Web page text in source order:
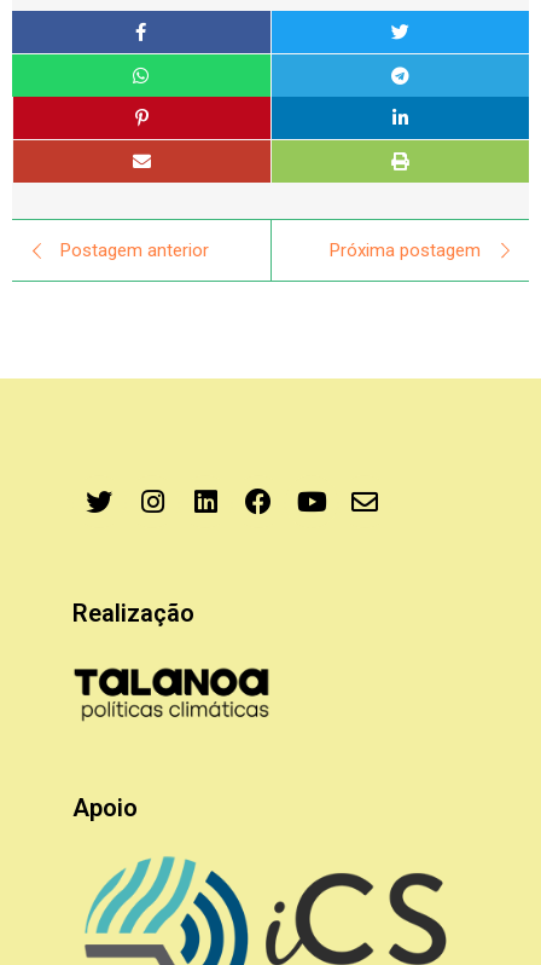
Postagem anterior Próxima postagem
Realização
Apoio